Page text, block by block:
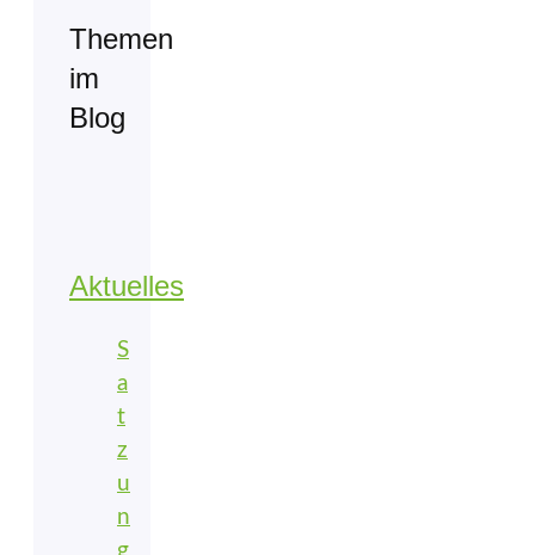
Themen
im
Blog
Aktuelles
S
a
t
z
u
n
g